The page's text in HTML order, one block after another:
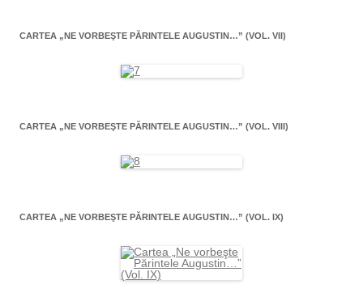
CARTEA „NE VORBEŞTE PĂRINTELE AUGUSTIN…” (VOL. VII)
CARTEA „NE VORBEŞTE PĂRINTELE AUGUSTIN…” (VOL. VIII)
CARTEA „NE VORBEŞTE PĂRINTELE AUGUSTIN…” (VOL. IX)